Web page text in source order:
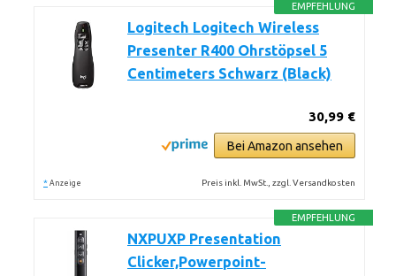
EMPFEHLUNG
Logitech Logitech Wireless
Presenter R400 Ohrstöpsel 5
Centimeters Schwarz (Black)
30,99 €
Bei Amazon ansehen
* Anzeige Preis inkl. MwSt., zzgl. Versandkosten
EMPFEHLUNG
NXPUXP Presentation
Clicker,Powerpoint-